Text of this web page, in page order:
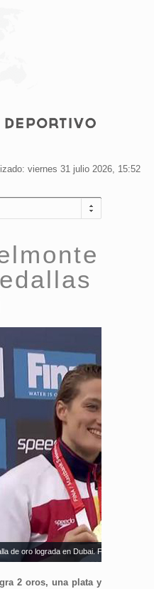
viernes 31 julio 2026, 15:52
de oro lograda en Dubai. Fuente: AD
2 oros, una plata y